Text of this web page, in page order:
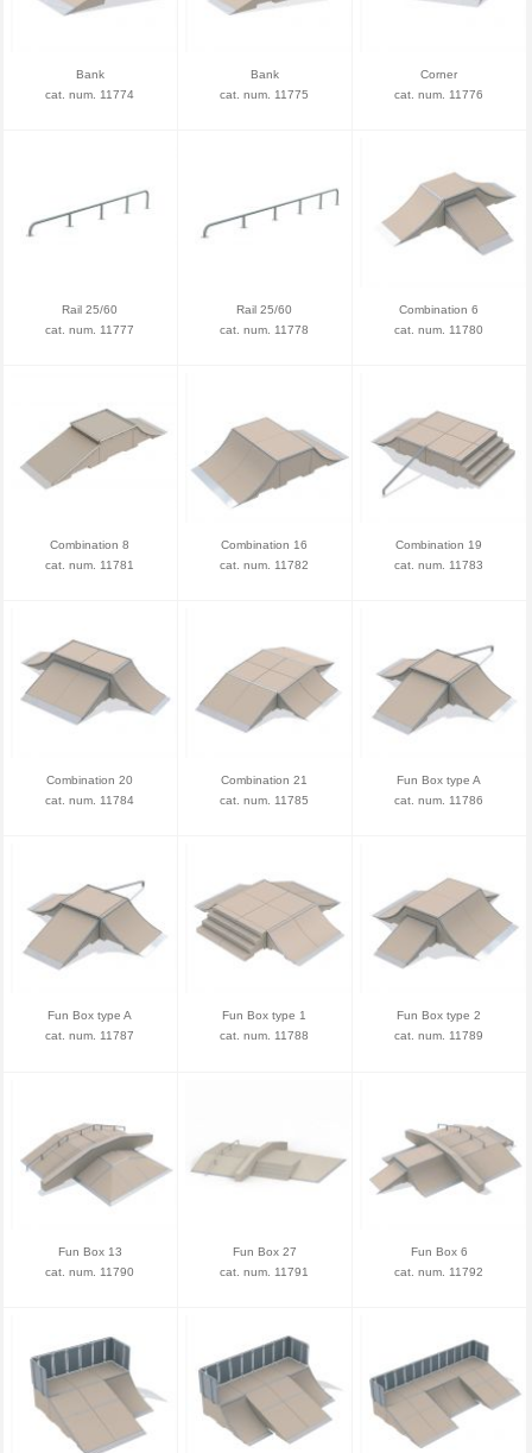
Bank
cat. num. 11774
Bank
cat. num. 11775
Corner
cat. num. 11776
Rail 25/60
cat. num. 11777
Rail 25/60
cat. num. 11778
Combination 6
cat. num. 11780
Combination 8
cat. num. 11781
Combination 16
cat. num. 11782
Combination 19
cat. num. 11783
Combination 20
cat. num. 11784
Combination 21
cat. num. 11785
Fun Box type A
cat. num. 11786
Fun Box type A
cat. num. 11787
Fun Box type 1
cat. num. 11788
Fun Box type 2
cat. num. 11789
Fun Box 13
cat. num. 11790
Fun Box 27
cat. num. 11791
Fun Box 6
cat. num. 11792